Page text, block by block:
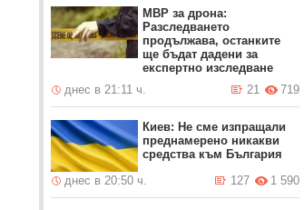
МВР за дрона:
Разследването
продължава, останките
ще бъдат дадени за
експертно изследване
днес в 21:11 ч.
719
21
Киев: Не сме изпращали
преднамерено никакви
средства към България
днес в 20:50 ч.
1 590
127